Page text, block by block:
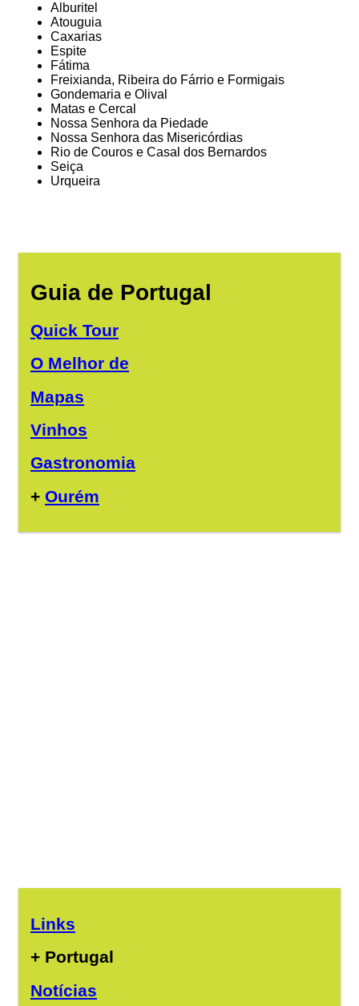
Alburitel
Atouguia
Caxarias
Espite
Fátima
Freixianda, Ribeira do Fárrio e Formigais
Gondemaria e Olival
Matas e Cercal
Nossa Senhora da Piedade
Nossa Senhora das Misericórdias
Rio de Couros e Casal dos Bernardos
Seiça
Urqueira
Guia de Portugal
Quick Tour
O Melhor de
Mapas
Vinhos
Gastronomia
+ Ourém
Links
+ Portugal
Notícias